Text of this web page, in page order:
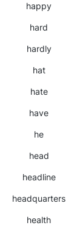
happy
hard
hardly
hat
hate
have
he
head
headline
headquarters
health